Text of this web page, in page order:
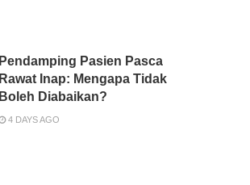
Pendamping Pasien Pasca
Rawat Inap: Mengapa Tidak
Boleh Diabaikan?
4 DAYS AGO